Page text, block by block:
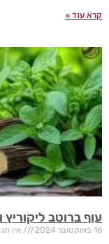
קרא עוד »
עוף ברוטב ליקוריץ
16 באוקטובר 2024 אין